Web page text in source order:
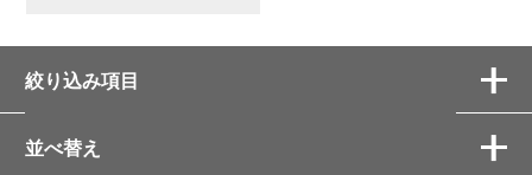
絞り込み項目
並べ替え